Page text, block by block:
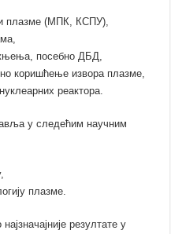
плазме (МПК, КСПУ),
посебно ДБД,
коришћење извора плазме,
реактора.
у следећим научним
плазме.
резултате у